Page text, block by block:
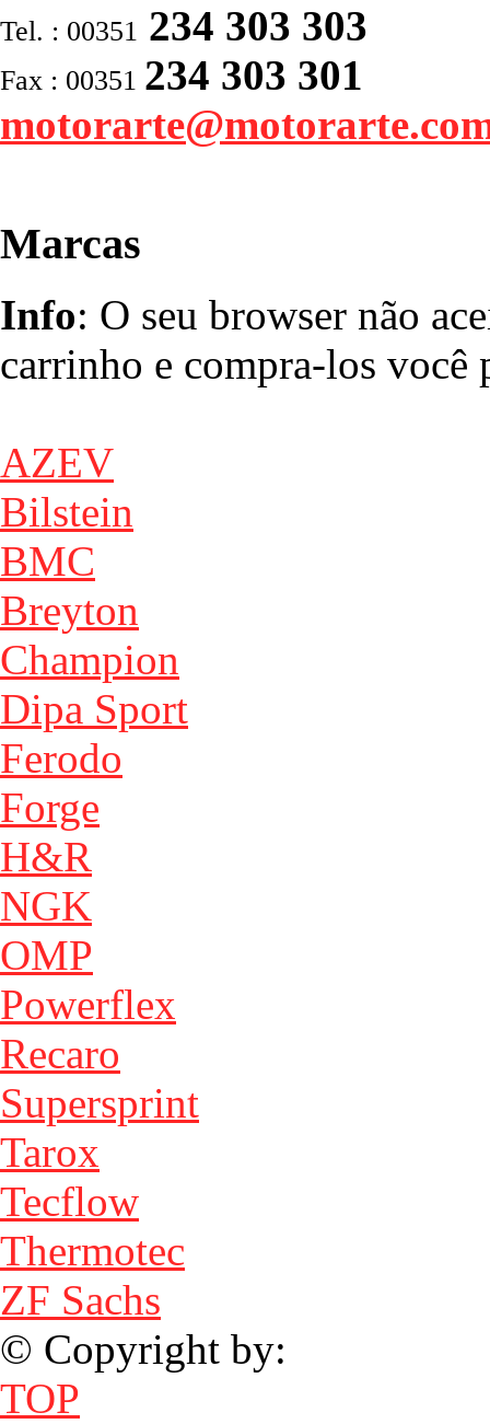
Tel. : 00351 234 303 303
Fax : 00351 234 303 301
Marcas
Info: O seu browser não
carrinho e compra-los você
AZEV
Bilstein
BMC
Breyton
Champion
Dipa Sport
Ferodo
Forge
H&R
NGK
OMP
Powerflex
Recaro
Supersprint
Tarox
Tecflow
Thermotec
ZF Sachs
© Copyright by:
TOP